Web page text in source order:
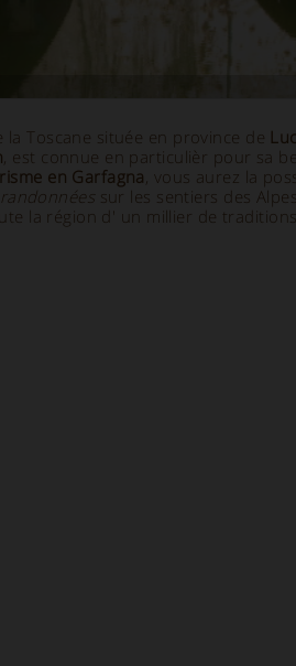
la Toscane située en province de
, est connue en particulièr pour sa
en Garfagna, vous aurez la
randonnées sur les sentiers des
la région d' un millier de